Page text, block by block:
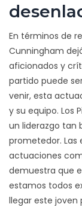
En términos de
Cunningham
aficionados y
partido puede
venir, esta
y su equipo. Los
un liderazgo tan
prometedor. Las
actuaciones
demuestra que
estamos todos
llegar este joven